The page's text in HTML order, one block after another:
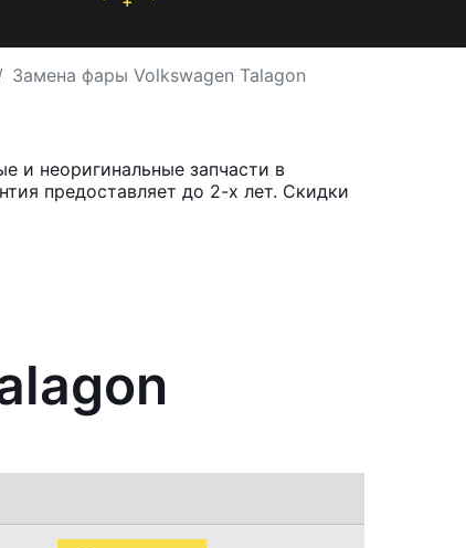
Замена фары Volkswagen Talagon
и неоригинальные запчасти в
предоставляет до 2-х лет. Скидки